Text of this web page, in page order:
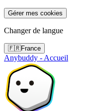
Gérer mes cookies
Changer de langue
🇫🇷France
Anybuddy - Accueil